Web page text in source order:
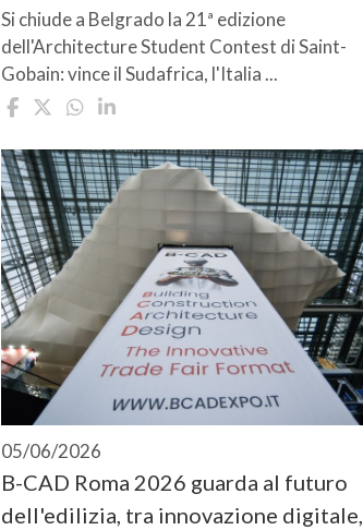
Si chiude a Belgrado la 21ª edizione
dell'Architecture Student Contest di Saint-
Gobain: vince il Sudafrica, l'Italia ...
05/06/2026
B-CAD Roma 2026 guarda al futuro
dell'edilizia, tra innovazione digitale,